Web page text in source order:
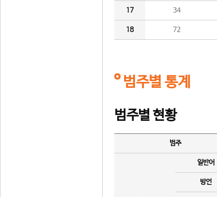
17 34
18 72
범주별 통계
범주별 현황
범주
일반어
방언